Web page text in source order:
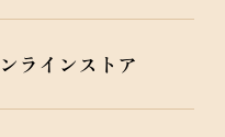
ラインストア